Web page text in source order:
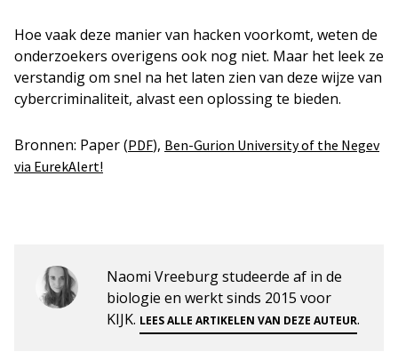
Hoe vaak deze manier van hacken voorkomt, weten de
onderzoekers overigens ook nog niet. Maar het leek ze
verstandig om snel na het laten zien van deze wijze van
cybercriminaliteit, alvast een oplossing te bieden.
Bronnen: Paper (PDF), Ben-Gurion University of the Negev
via EurekAlert!
Naomi Vreeburg studeerde af in de
biologie en werkt sinds 2015 voor
KIJK. LEES ALLE ARTIKELEN VAN DEZE AUTEUR.